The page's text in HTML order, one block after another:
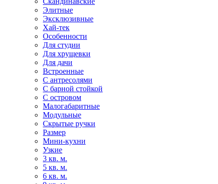
Элитные
Эксклюзивные
Хай-тек
Особенности
Для студии
Для хрущевки
Для дачи
Встроенные
С антресолями
С барной стойкой
С островом
Малогабаритные
Модульные
Скрытые ручки
Размер
Мини-кухни
Узкие
3 кв. м.
5 кв. м.
6 кв. м.